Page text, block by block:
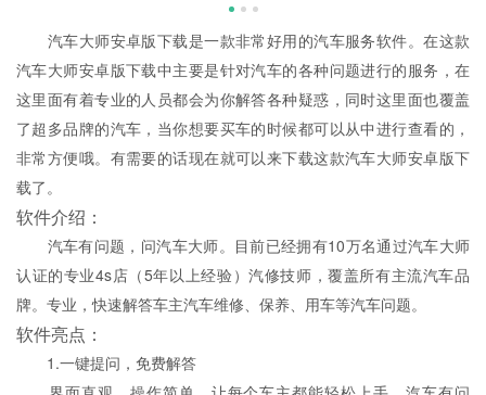
汽车大师安卓版下载是一款非常好用的汽车服务软件。在这款
汽车大师安卓版下载中主要是针对汽车的各种问题进行的服务，在
这里面有着专业的人员都会为你解答各种疑惑，同时这里面也覆盖
了超多品牌的汽车，当你想要买车的时候都可以从中进行查看的，
非常方便哦。有需要的话现在就可以来下载这款汽车大师安卓版下
载了。
软件介绍：
汽车有问题，问汽车大师。目前已经拥有10万名通过汽车大师
认证的专业4s店（5年以上经验）汽修技师，覆盖所有主流汽车品
牌。专业，快速解答车主汽车维修、保养、用车等汽车问题。
软件亮点：
1.一键提问，免费解答